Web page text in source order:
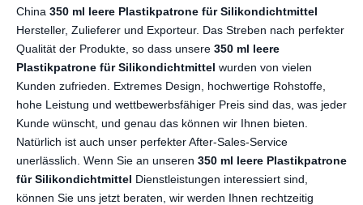
China 350 ml leere Plastikpatrone für Silikondichtmittel
Hersteller, Zulieferer und Exporteur. Das Streben nach perfekter
Qualität der Produkte, so dass unsere 350 ml leere
Plastikpatrone für Silikondichtmittel wurden von vielen
Kunden zufrieden. Extremes Design, hochwertige Rohstoffe,
hohe Leistung und wettbewerbsfähiger Preis sind das, was jeder
Kunde wünscht, und genau das können wir Ihnen bieten.
Natürlich ist auch unser perfekter After-Sales-Service
unerlässlich. Wenn Sie an unseren 350 ml leere Plastikpatrone
für Silikondichtmittel Dienstleistungen interessiert sind,
können Sie uns jetzt beraten, wir werden Ihnen rechtzeitig